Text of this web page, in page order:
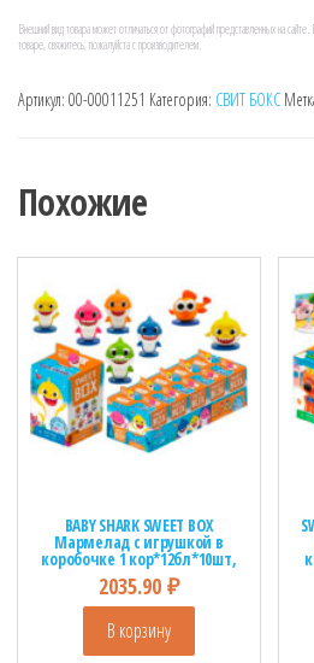
Внешний вид товара может отличаться от фотографий представленных на
товаре, свяжитесь, пожалуйста с производителем.
Артикул: 00-00011251 Категория: СВИТ БОКС
Похожие
BABY SHARK SWEET BOX
Мармелад с игрушкой в
коробочке 1 кор*12бл*10шт,
10г.
2035.90 ₽
В корзину